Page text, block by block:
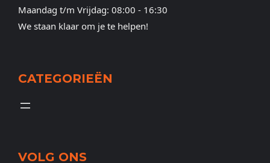
Maandag t/m Vrijdag: 08:00 - 16:30
We staan klaar om je te helpen!
CATEGORIEËN
VOLG ONS